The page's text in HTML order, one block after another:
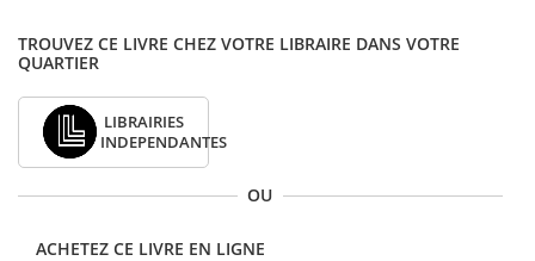
TROUVEZ CE LIVRE CHEZ VOTRE LIBRAIRE DANS VOTRE
QUARTIER
LIBRAIRIES
INDEPENDANTES
OU
ACHETEZ CE LIVRE EN LIGNE